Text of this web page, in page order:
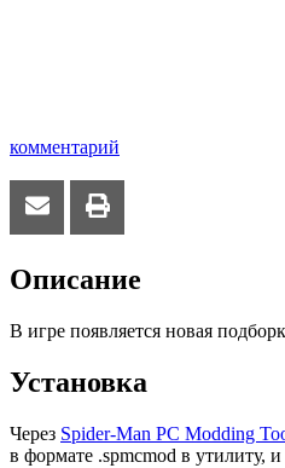
комментарий
Описание
В игре появляется новая
Установка
Через Spider-Man PC Modding
в формате .spmcmod в утилиту,